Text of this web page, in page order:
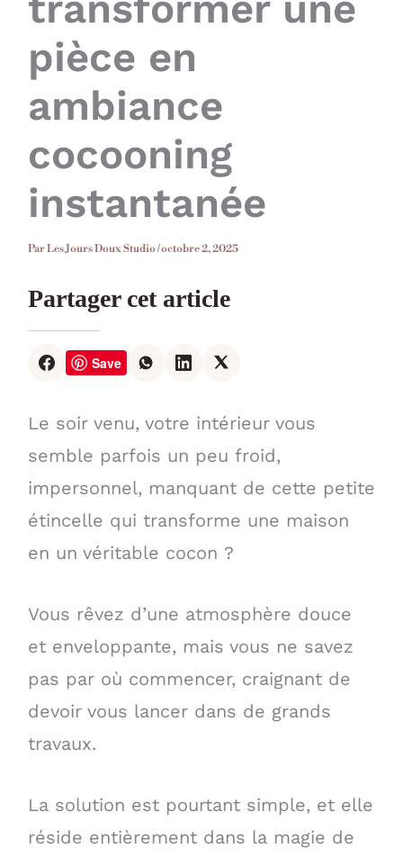
pièce en
ambiance
cocooning
instantanée
ParLes Jours Doux Studio/octobre 2, 2025
Partager cet article
Save
Le soir venu, votre intérieur vous
semble parfois un peu froid,
impersonnel, manquant de cette petite
étincelle qui transforme une maison
en un véritable cocon ?
Vous rêvez d’une atmosphère douce
et enveloppante, mais vous ne savez
pas par où commencer, craignant de
devoir vous lancer dans de grands
travaux.
La solution est pourtant simple, et elle
réside entièrement dans la magie de